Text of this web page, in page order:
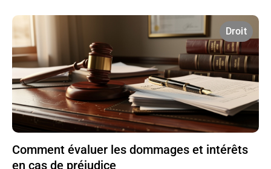
Droit
Comment évaluer les dommages et intérêts
en cas de préjudice